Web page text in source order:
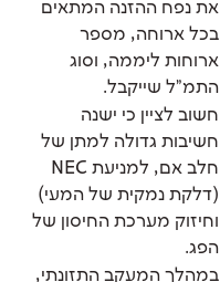
את נפח ההזנה המתאים
בכל ארוחה, מספר
ארוחות ליממה, וסוג
התמ"ל שייקבל.
חשוב לציין כי ישנה
חשיבות גדולה למתן של
חלב אם, למניעת NEC
(דלקת נמקית של המעי)
וחיזוק מערכת החיסון של
הפג.
במהלך המעקב התזונתי,